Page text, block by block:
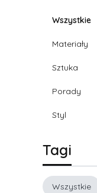
Wszystkie
Materiały
Sztuka
Porady
Styl
Tagi
Wszystkie